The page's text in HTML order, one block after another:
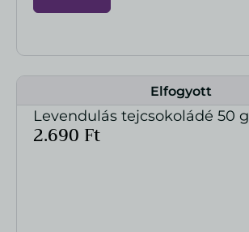
Elfogyott
MEGTEKINTÉS
Levendulás tejcsokoládé 50 g
2.690 Ft